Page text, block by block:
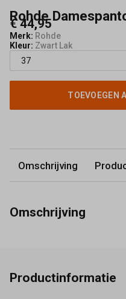
Rohde
€ 44,95
Merk: Rohde
Kleur: Zwart Lak
TOEVOEGEN
Omschrijving
Omschrijving
Productinformatie